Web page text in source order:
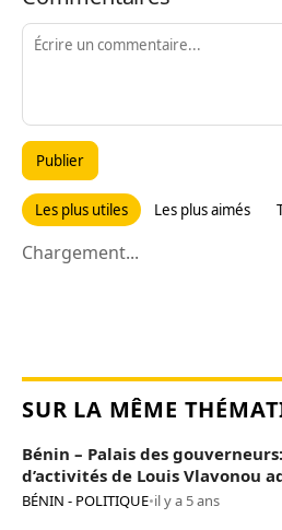
Publier
Les plus utiles Les plus aimés
Chargement...
SUR LA MÊME
Bénin – Palais des
d’activités de Louis Vlavonou
BÉNIN - POLITIQUE•il y a 5 ans